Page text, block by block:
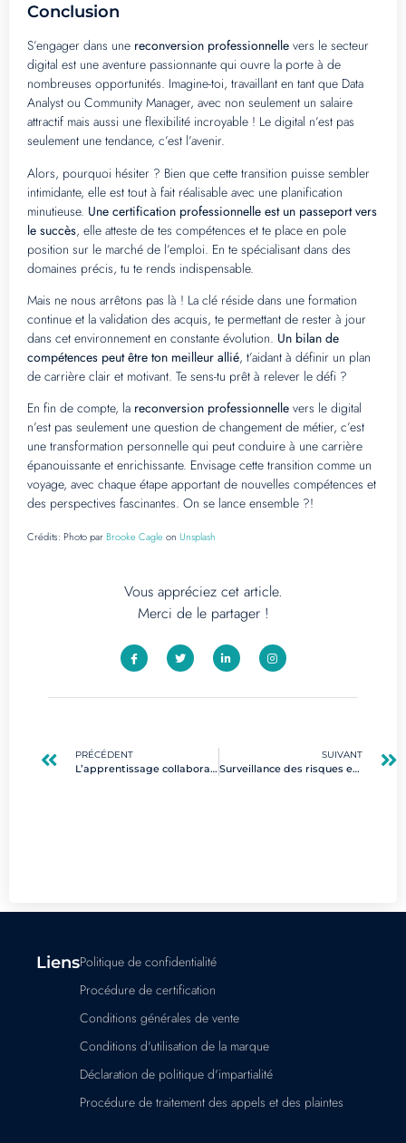
Conclusion
S’engager dans une reconversion professionnelle vers le secteur
digital est une aventure passionnante qui ouvre la porte à de
nombreuses opportunités. Imagine-toi, travaillant en tant que Data
Analyst ou Community Manager, avec non seulement un salaire
attractif mais aussi une flexibilité incroyable ! Le digital n’est pas
seulement une tendance, c’est l’avenir.
Alors, pourquoi hésiter ? Bien que cette transition puisse sembler
intimidante, elle est tout à fait réalisable avec une planification
minutieuse. Une certification professionnelle est un passeport vers
le succès, elle atteste de tes compétences et te place en pole
position sur le marché de l’emploi. En te spécialisant dans des
domaines précis, tu te rends indispensable.
Mais ne nous arrêtons pas là ! La clé réside dans une formation
continue et la validation des acquis, te permettant de rester à jour
dans cet environnement en constante évolution. Un bilan de
compétences peut être ton meilleur allié, t’aidant à définir un plan
de carrière clair et motivant. Te sens-tu prêt à relever le défi ?
En fin de compte, la reconversion professionnelle vers le digital
n’est pas seulement une question de changement de métier, c’est
une transformation personnelle qui peut conduire à une carrière
épanouissante et enrichissante. Envisage cette transition comme un
voyage, avec chaque étape apportant de nouvelles compétences et
des perspectives fascinantes. On se lance ensemble ?!
Crédits: Photo par Brooke Cagle on Unsplash
Vous appréciez cet article.
Merci de le partager !
PRÉCÉDENT
L’apprentissage collaboratif : booster les compétences digitales en équipe
SUIVANT
Surveillance des risques en gestion de projet digital : méthodes efficaces
LiensPolitique de confidentialité
Procédure de certification
Conditions générales de vente
Conditions d'utilisation de la marque
Déclaration de politique d'impartialité
Procédure de traitement des appels et des plaintes